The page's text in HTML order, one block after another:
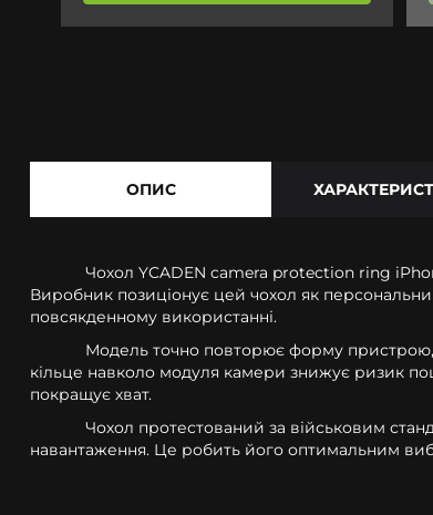
ОПИС
Чохол YCADEN camera protection ring
Виробник позиціонує цей чохол як
повсякденному використанні.
Модель точно повторює форму пристрою,
кільце навколо модуля камери знижує ризик
покращує хват.
Чохол протестований за військовим
навантаження. Це робить його оптимальним